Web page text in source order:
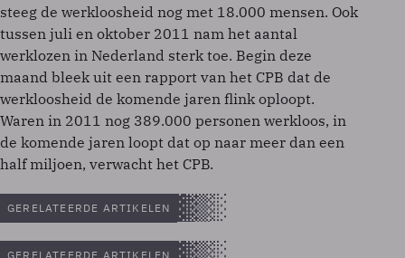
steeg de werkloosheid nog met 18.000 mensen. Ook
tussen juli en oktober 2011 nam het aantal
werklozen in Nederland sterk toe. Begin deze
maand bleek uit een rapport van het CPB dat de
werkloosheid de komende jaren flink oploopt.
Waren in 2011 nog 389.000 personen werkloos, in
de komende jaren loopt dat op naar meer dan een
half miljoen, verwacht het CPB.
GERELATEERDE ARTIKELEN
GERELATEERDE ARTIKELEN